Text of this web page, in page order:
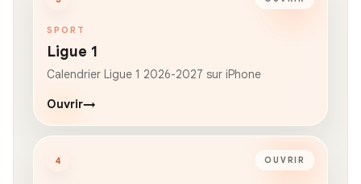
SPORT
Ligue 1
Calendrier Ligue 1 2026-2027 sur iPhone
Ouvrir→
4 OUVRIR